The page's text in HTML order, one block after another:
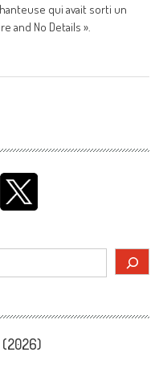
qui avait sorti un
and No Details ».
(2026)